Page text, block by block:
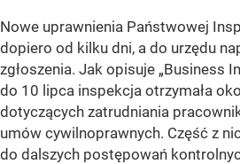
Nowe uprawnienia Państwowej
dopiero od kilku dni, a do urzędu
zgłoszenia. Jak opisuje „Business
do 10 lipca inspekcja otrzymała
dotyczących zatrudniania
umów cywilnoprawnych. Część z
do dalszych postępowań